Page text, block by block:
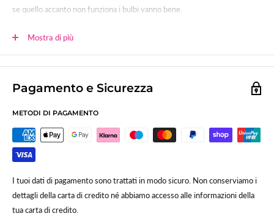
se quello accanto non funziona i bulbi vanno bene.
Mostra di più
Pagamento e Sicurezza
METODI DI PAGAMENTO
I tuoi dati di pagamento sono trattati in modo sicuro. Non conserviamo i
dettagli della carta di credito né abbiamo accesso alle informazioni della
tua carta di credito.